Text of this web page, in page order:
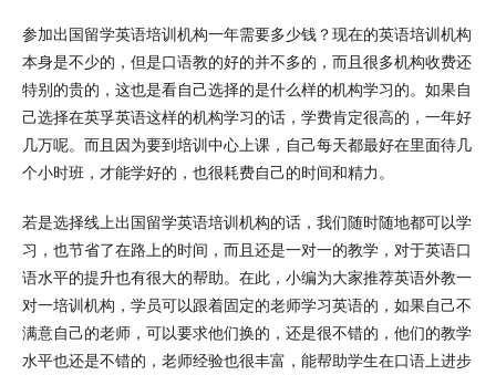
参加出国留学英语培训机构一年需要多少钱？现在的英语培训机构
本身是不少的，但是口语教的好的并不多的，而且很多机构收费还
特别的贵的，这也是看自己选择的是什么样的机构学习的。如果自
己选择在英孚英语这样的机构学习的话，学费肯定很高的，一年好
几万呢。而且因为要到培训中心上课，自己每天都最好在里面待几
个小时班，才能学好的，也很耗费自己的时间和精力。
若是选择线上出国留学英语培训机构的话，我们随时随地都可以学
习，也节省了在路上的时间，而且还是一对一的教学，对于英语口
语水平的提升也有很大的帮助。在此，小编为大家推荐英语外教一
对一培训机构，学员可以跟着固定的老师学习英语的，如果自己不
满意自己的老师，可以要求他们换的，还是很不错的，他们的教学
水平也还是不错的，老师经验也很丰富，能帮助学生在口语上进步